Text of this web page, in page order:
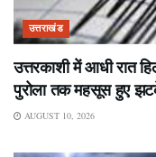
उत्तराखंड
उत्तरकाशी में आधी रात
पुरोला तक महसूस हुए
AUGUST 10, 2026